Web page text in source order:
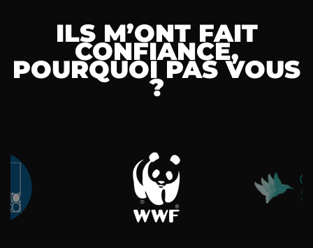
ILS M’ONT FAIT
CONFIANCE,
POURQUOI PAS VOUS
?